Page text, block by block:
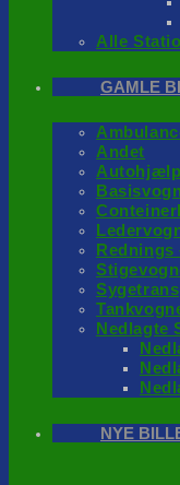
Alle
GAMLE
Andet
Rednings
Nedlagte
NYE